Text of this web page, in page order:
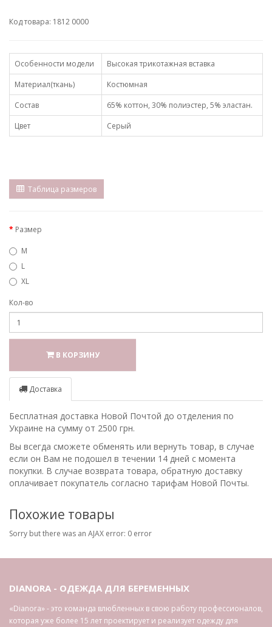
Код товара: 1812 0000
Особенности модели
Высокая трикотажная вставка
Материал(ткань)
Костюмная
Состав
65% коттон, 30% полиэстер, 5% эластан.
Цвет
Серый
Таблица размеров
Размер
M
L
XL
Кол-во
В КОРЗИНУ
Доставка
Бесплатная доставка Новой Почтой до отделения по
Украине на сумму от 2500 грн.
Вы всегда сможете обменять или вернуть товар, в случае
если он Вам не подошел в течении 14 дней с момента
покупки. В случае возврата товара, обратную доставку
оплачивает покупатель согласно тарифам Новой Почты.
Похожие товары
Sorry but there was an AJAX error: 0 error
DIANORA - ОДЕЖДА ДЛЯ БЕРЕМЕННЫХ
«Dianora» - это команда влюбленных в свою работу профессионалов,
которая уже более 15 лет проектирует и реализует одежду для